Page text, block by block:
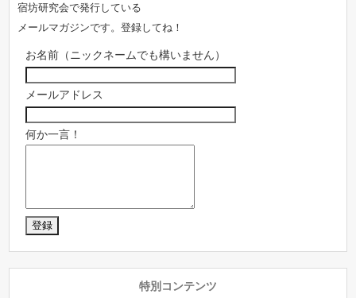
宿坊研究会で発行している
メールマガジンです。登録してね！
お名前（ニックネームでも構いません）
メールアドレス
何か一言！
特別コンテンツ